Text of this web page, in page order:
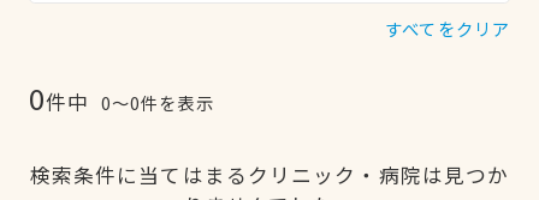
すべてをクリア
0件中 0〜0件を表示
検索条件に当てはまるクリニック・病院は見つか